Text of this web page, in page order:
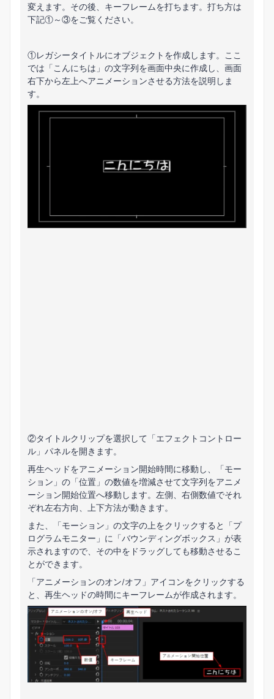
変えます。その後、キーフレームを打ちます。打ち方は
下記①～③をご覧ください。
①レガシータイトルにオブジェクトを作成します。ここ
では「こんにちは」の文字列を画面中央に作成し、画面
右下から左上へアニメーションさせる方法を説明しま
す。
②タイトルクリップを選択して「エフェクトコントロー
ル」パネルを開きます。
再生ヘッドをアニメーション開始時間に移動し、「モー
ション」の「位置」の数値を増減させて文字列をアニメ
ーション開始位置へ移動します。左側、右側数値でそれ
ぞれ左右方向、上下方法が動きます。
また、「モーション」の文字の上をクリックすると「プ
ログラムモニター」に「バウンディングボックス」が表
示されますので、その中をドラッグしても移動させるこ
とができます。
「アニメーションのオン/オフ」アイコンをクリックする
と、再生ヘッドの時間にキーフレームが作成されます。